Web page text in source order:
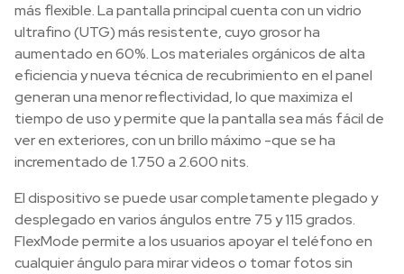
más flexible. La pantalla principal cuenta con un vidrio
ultrafino (UTG) más resistente, cuyo grosor ha
aumentado en 60%. Los materiales orgánicos de alta
eficiencia y nueva técnica de recubrimiento en el panel
generan una menor reflectividad, lo que maximiza el
tiempo de uso y permite que la pantalla sea más fácil de
ver en exteriores, con un brillo máximo -que se ha
incrementado de 1.750 a 2.600 nits.
El dispositivo se puede usar completamente plegado y
desplegado en varios ángulos entre 75 y 115 grados.
FlexMode permite a los usuarios apoyar el teléfono en
cualquier ángulo para mirar videos o tomar fotos sin